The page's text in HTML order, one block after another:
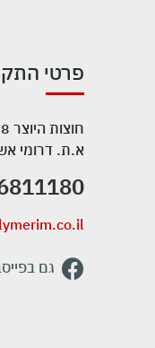
פרטי
חוצות היוצר 48
א.ת. דרומי
גם